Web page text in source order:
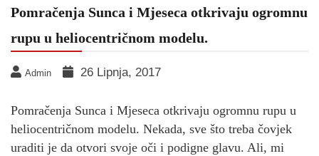
Pomračenja Sunca i Mjeseca otkrivaju ogromnu
rupu u heliocentričnom modelu.
Admin 26 Lipnja, 2017
Pomračenja Sunca i Mjeseca otkrivaju ogromnu rupu u
heliocentričnom modelu. Nekada, sve što treba čovjek
uraditi je da otvori svoje oči i podigne glavu. Ali, mi